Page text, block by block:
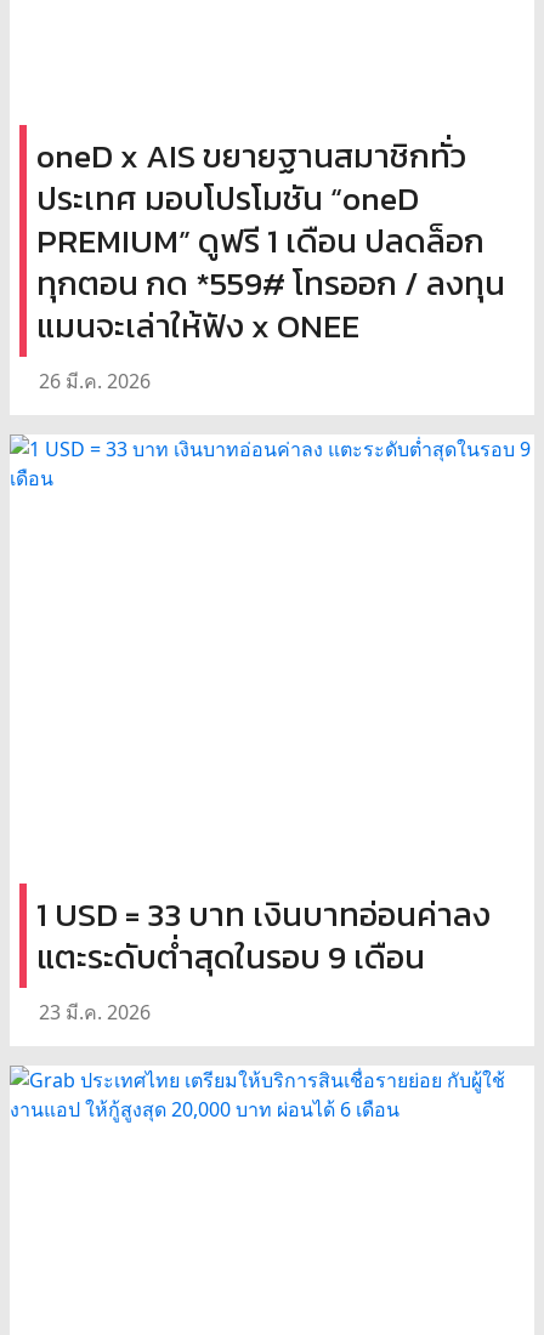
oneD x AIS ขยายฐานสมาชิกทั่ว
ประเทศ มอบโปรโมชัน “oneD
PREMIUM” ดูฟรี 1 เดือน ปลดล็อก
ทุกตอน กด *559# โทรออก / ลงทุน
แมนจะเล่าให้ฟัง x ONEE
26 มี.ค. 2026
1 USD = 33 บาท เงินบาทอ่อนค่าลง
แตะระดับต่ำสุดในรอบ 9 เดือน
23 มี.ค. 2026